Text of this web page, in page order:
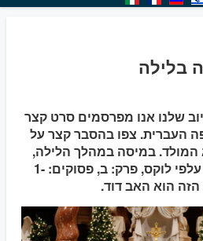
בלילה
שלנו אנו מפרסמים סרט קצר
העברית. צפו בהסבר קצר על
במיסה במהלך הלילה,
אנו קוראים מהבשורה עלפי לוקס, פרק: ב, פסוקים: 1-